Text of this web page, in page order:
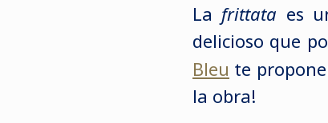
La frittata es
delicioso que
Bleu te
la obra!